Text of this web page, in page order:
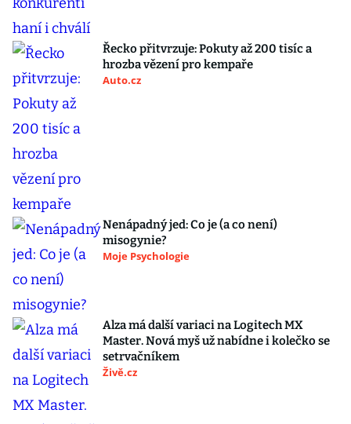
Řecko přitvrzuje: Pokuty až 200 tisíc a
hrozba vězení pro kempaře
Auto.cz
Nenápadný jed: Co je (a co není)
misogynie?
Moje Psychologie
Alza má další variaci na Logitech MX
Master. Nová myš už nabídne i kolečko se
setrvačníkem
Živě.cz